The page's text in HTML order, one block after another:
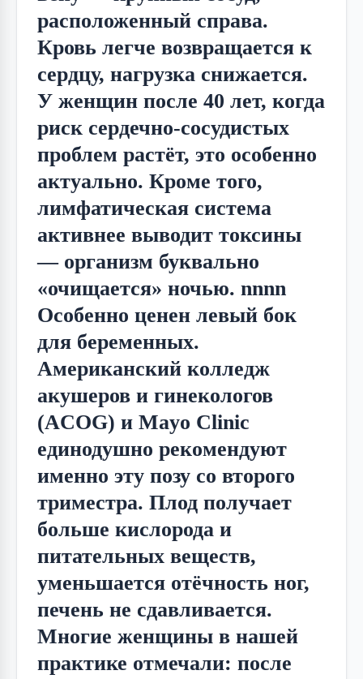
расположенный справа.
Кровь легче возвращается к
сердцу, нагрузка снижается.
У женщин после 40 лет, когда
риск сердечно-сосудистых
проблем растёт, это особенно
актуально. Кроме того,
лимфатическая система
активнее выводит токсины
— организм буквально
«очищается» ночью. nnnn
Особенно ценен левый бок
для беременных.
Американский колледж
акушеров и гинекологов
(ACOG) и Mayo Clinic
единодушно рекомендуют
именно эту позу со второго
триместра. Плод получает
больше кислорода и
питательных веществ,
уменьшается отёчность ног,
печень не сдавливается.
Многие женщины в нашей
практике отмечали: после